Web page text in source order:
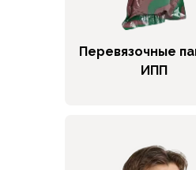
Футболки, лонгсливы
Толстовки, худи
Нижнее белье
Мембранные куртки
Куртки софтшелл и
Перевязочные
ИПП